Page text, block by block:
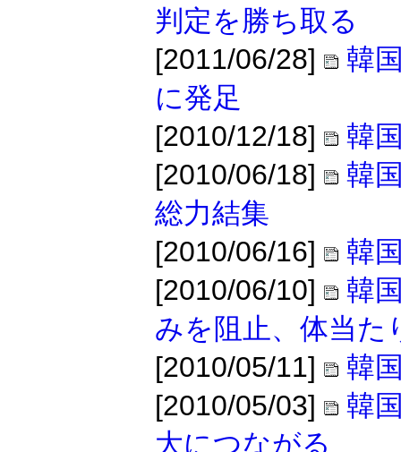
判定を勝ち取る
[2011/06/28]
韓
に発足
[2010/12/18]
韓
[2010/06/18]
韓
総力結集
[2010/06/16]
韓
[2010/06/10]
韓
みを阻止、体当た
[2010/05/11]
韓
[2010/05/03]
韓
大につながる